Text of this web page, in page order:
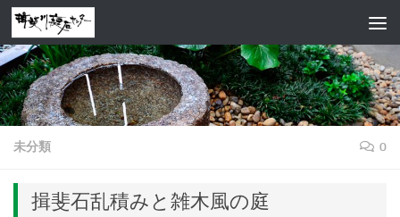
コンテンツへスキップ
未分類 0
揖斐石乱積みと雑木風の庭